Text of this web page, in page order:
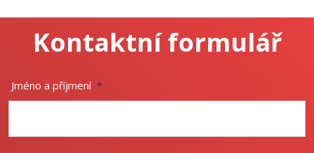
Kontaktní formulář
Jméno a příjmení *